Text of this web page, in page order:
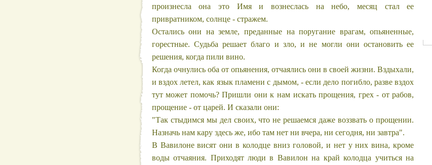
произнесла она это Имя и вознеслась на небо, месяц стал ее
привратником, солнце - стражем.
Остались они на земле, преданные на поругание врагам, опьяненные,
горестные. Судьба решает благо и зло, и не могли они остановить ее
решения, когда пили вино.
Когда очнулись оба от опьянения, отчаялись они в своей жизни. Вздыхали,
и вздох летел, как язык пламени с дымом, - если дело погибло, разве вздох
тут может помочь? Пришли они к нам искать прощения, грех - от рабов,
прощение - от царей. И сказали они:
"Так стыдимся мы дел своих, что не решаемся даже воззвать о прощении.
Назначь нам кару здесь же, ибо там нет ни вчера, ни сегодня, ни завтра".
В Вавилоне висят они в колодце вниз головой, и нет у них вина, кроме
воды отчаяния. Приходят люди в Вавилон на край колодца учиться на